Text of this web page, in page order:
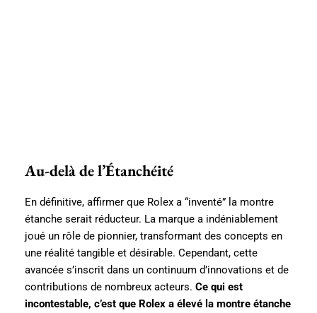
Au-delà de l’Étanchéité
En définitive, affirmer que Rolex a “inventé” la montre
étanche serait réducteur. La marque a indéniablement
joué un rôle de pionnier, transformant des concepts en
une réalité tangible et désirable. Cependant, cette
avancée s’inscrit dans un continuum d’innovations et de
contributions de nombreux acteurs. Ce qui est
incontestable, c’est que Rolex a élevé la montre étanche